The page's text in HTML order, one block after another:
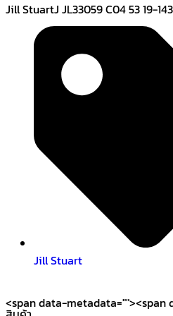
Jill StuartJ JL33059 C04 53 19-143
Jill Stuart
<span data-metadata=""><span